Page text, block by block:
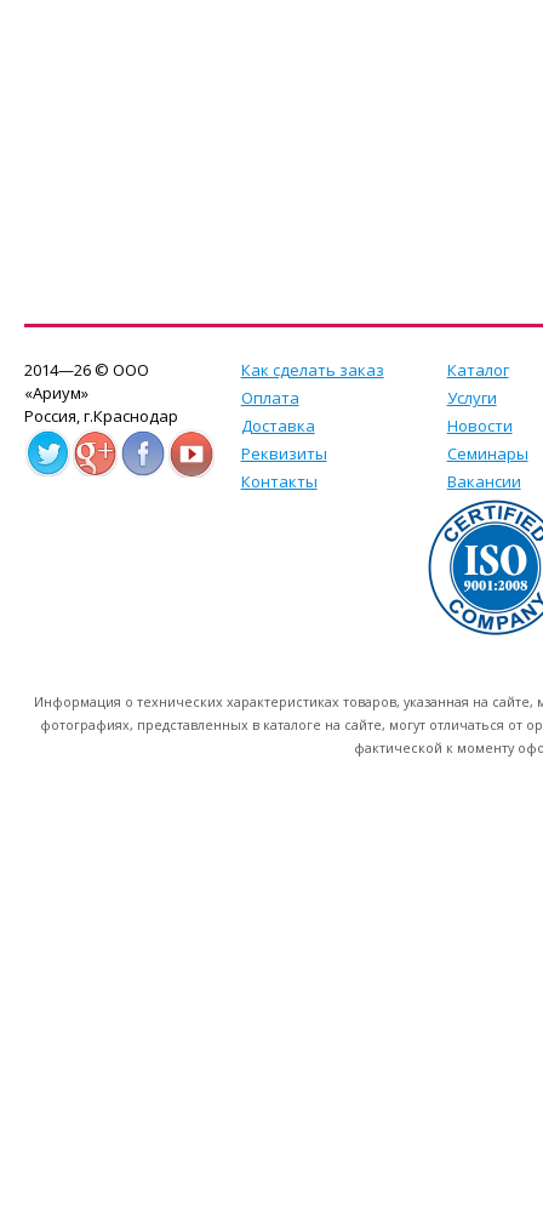
2014—26 © ООО
«Ариум»
Россия, г.Краснодар
Как сделать заказ
Оплата
Доставка
Реквизиты
Контакты
Каталог
Услуги
Новости
Семинары
Вакансии
Информация о технических характеристиках товаров, указанная на
фотографиях, представленных в каталоге на сайте, могут отличаться от
фактической к моменту